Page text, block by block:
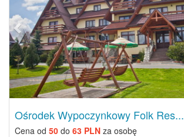
Ośrodek Wypoczynkowy Folk Res...
Cena od 50 do 63 PLN za osobę